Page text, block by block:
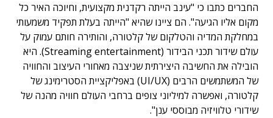
החברים כתבו כי "עינב הייתה רקדנית מקצועית, וחיוכה האיר כל
מקום אליו הגיעה". הם ציינו שהיא "הייתה בעלת תפקיד משמעותי
במחלקת המדיה והטלקום של קלטורה, והותירה חותם עמוק על
עולם שידור תכני הבידור (Streaming entertainment). היא
הובילה את החשיבה היצירתית שניצבה מאחורי העיצוב והחוויה
של המשתמשים הרבים (UI/UX) באפליקציית הסטרימינג של
קלטורה, ואפשרה למיליוני צופים ברחבי העולם חוויה מהנה של
שידורי טלוויזיה מבוססי ענן".